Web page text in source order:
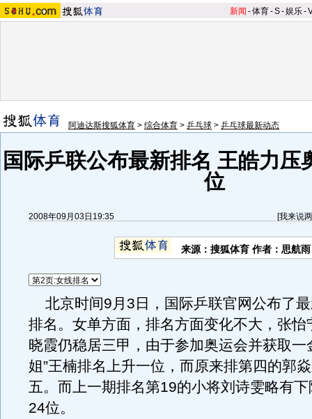
新闻 -体育-S-娱乐-
阿迪达斯搜狐体育 > 综合体育 > 乒乓球 > 乒乓球最新动态
国际乒联公布最新排名 王皓力压
位
2008年09月03日19:35 [我来说
来源：搜狐体育 作者：思航雨
北京时间9月3日，国际乒联官网公布了
排名。女单方面，排名方面变化不大，张怡
晓霞仍稳居三甲，由于参加奥运会并获取一
姐”王楠排名上升一位，而原来排第四的郭
五。而上一期排名第19的小将刘诗雯略有
24位。